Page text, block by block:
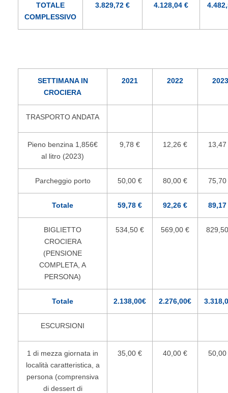
TOTALE
COMPLESSIVO
3.829,72 € 4.128,04 €
SETTIMANA IN
CROCIERA
2021 2022 2023
TRASPORTO ANDATA
Pieno benzina 1,856€
al litro (2023)
9,78 € 12,26 € 13,47
Parcheggio porto 50,00 € 80,00 € 75,70
Totale 59,78 € 92,26 € 89,17
BIGLIETTO
CROCIERA
(PENSIONE
COMPLETA, A
PERSONA)
534,50 € 569,00 €
Totale 2.138,00€ 2.276,00€
ESCURSIONI
1 di mezza giornata in
località caratteristica, a
persona (comprensiva
di dessert di
35,00 € 40,00 € 50,00